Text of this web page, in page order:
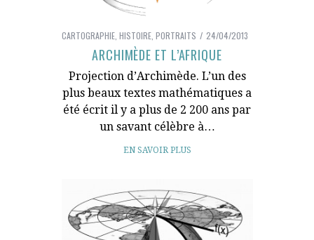
CARTOGRAPHIE, HISTOIRE, PORTRAITS 24/04/2013
ARCHIMÈDE ET L’AFRIQUE
Projection d’Archimède. L’un des
plus beaux textes mathématiques a
été écrit il y a plus de 2 200 ans par
un savant célèbre à…
EN SAVOIR PLUS